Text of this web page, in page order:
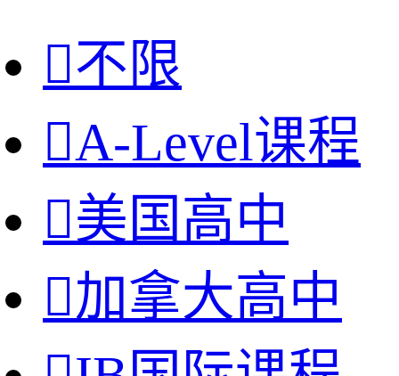
不限
A-Level课程
美国高中
加拿大高中